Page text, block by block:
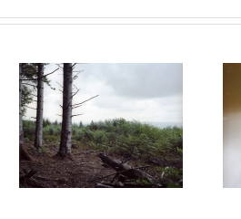
Autant parler au vent #011